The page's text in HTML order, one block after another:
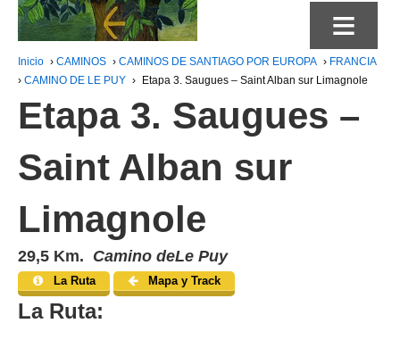
≡
Inicio › CAMINOS › CAMINOS DE SANTIAGO POR EUROPA › FRANCIA
› CAMINO DE LE PUY › Etapa 3. Saugues – Saint Alban sur Limagnole
Etapa 3. Saugues –
Saint Alban sur
Limagnole
29,5 Km. Camino deLe Puy
La Ruta Mapa y Track
La Ruta: